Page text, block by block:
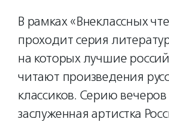
В рамках «Внеклассных
проходит серия
на которых лучшие
читают произведения
классиков. Серию
заслуженная артистка